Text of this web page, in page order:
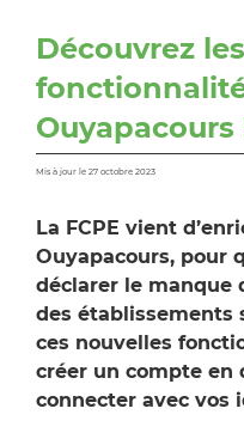
Découvrez
Ouyapacours
Mis à jour le 27 octobre 2023
La FCPE vient
Ouyapacours, pour
déclarer le manque
des établissements
ces nouvelles
créer un compte en
connecter avec vos